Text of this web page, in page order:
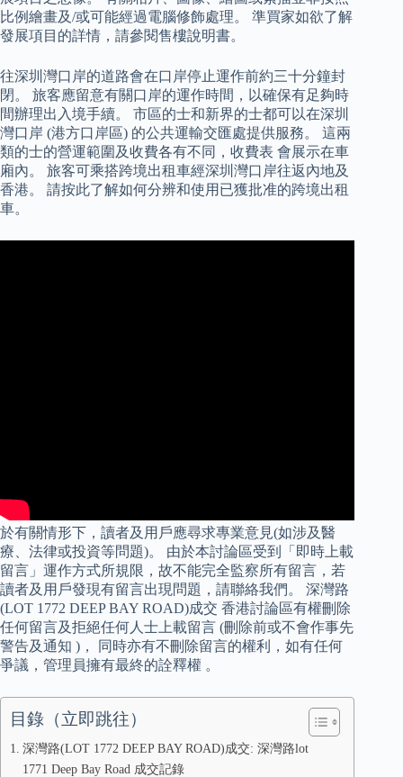
比例繪畫及/或可能經過電腦修飾處理。 準買家如欲了解
發展項目的詳情，請參閱售樓說明書。
往深圳灣口岸的道路會在口岸停止運作前約三十分鐘封
閉。 旅客應留意有關口岸的運作時間，以確保有足夠時
間辦理出入境手續。 市區的士和新界的士都可以在深圳
灣口岸 (港方口岸區) 的公共運輸交匯處提供服務。 這兩
類的士的營運範圍及收費各有不同，收費表 會展示在車
廂內。 旅客可乘搭跨境出租車經深圳灣口岸往返內地及
香港。 請按此了解如何分辨和使用已獲批准的跨境出租
車。
於有關情形下，讀者及用戶應尋求專業意見(如涉及醫
療、法律或投資等問題)。 由於本討論區受到「即時上載
留言」運作方式所規限，故不能完全監察所有留言，若
讀者及用戶發現有留言出現問題，請聯絡我們。 深灣路
(LOT 1772 DEEP BAY ROAD)成交 香港討論區有權刪除
任何留言及拒絕任何人士上載留言 (刪除前或不會作事先
警告及通知 )， 同時亦有不刪除留言的權利，如有任何
爭議，管理員擁有最終的詮釋權 。
目錄（立即跳往）
深灣路(LOT 1772 DEEP BAY ROAD)成交: 深灣路lot
1771 Deep Bay Road 成交記錄